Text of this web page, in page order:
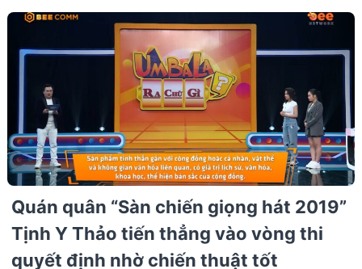
Quán quân “Sàn chiến giọng hát 2019”
Tịnh Y Thảo tiến thẳng vào vòng thi
quyết định nhờ chiến thuật tốt